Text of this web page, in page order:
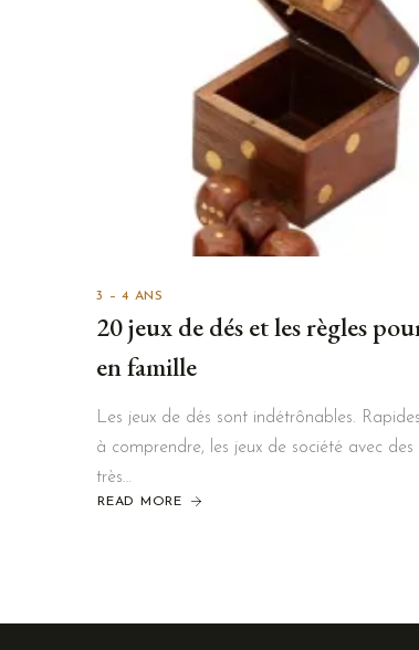
3 – 4 ANS
20 jeux de dés et les règles
en famille
Les jeux de dés sont indétrônables.
à comprendre, les jeux de société avec des
très…
READ MORE